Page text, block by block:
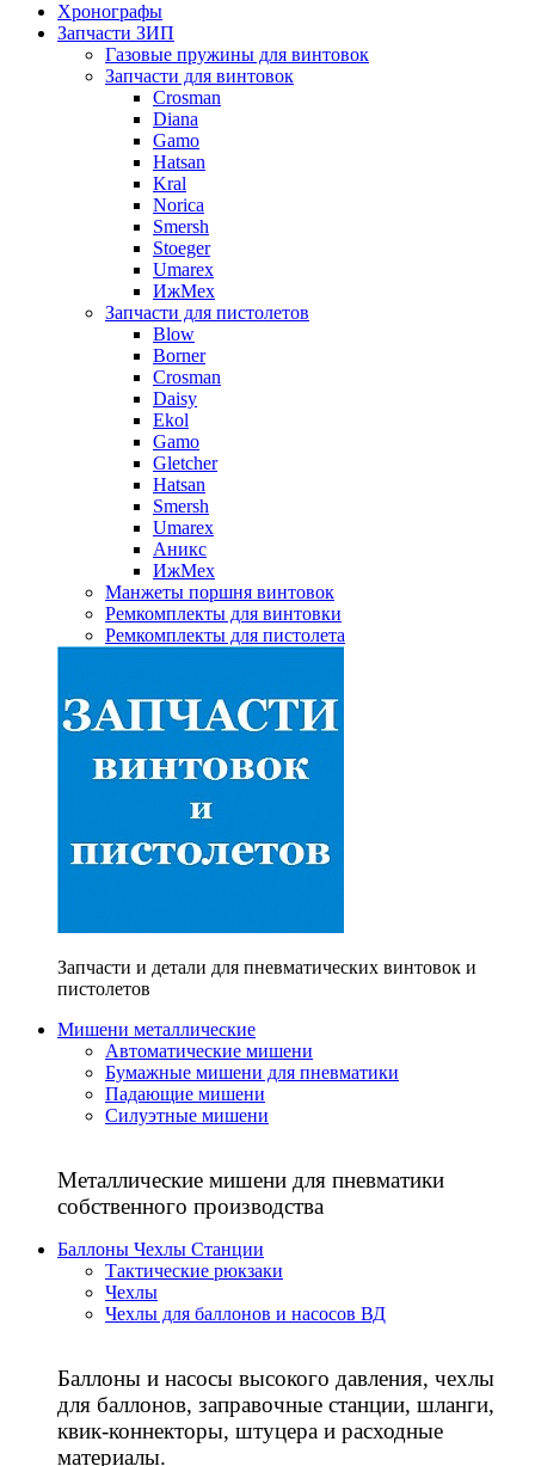
Хронографы
Запчасти ЗИП
Газовые пружины для винтовок
Запчасти для винтовок
Crosman
Diana
Gamo
Hatsan
Kral
Norica
Smersh
Stoeger
Umarex
ИжМех
Запчасти для пистолетов
Blow
Borner
Crosman
Daisy
Ekol
Gamo
Gletcher
Hatsan
Smersh
Umarex
Аникс
ИжМех
Манжеты поршня винтовок
Ремкомплекты для винтовки
Ремкомплекты для пистолета
Запчасти и детали для пневматических винтовок и
пистолетов
Мишени металлические
Автоматические мишени
Бумажные мишени для пневматики
Падающие мишени
Силуэтные мишени
Металлические мишени для пневматики
собственного производства
Баллоны Чехлы Станции
Тактические рюкзаки
Чехлы
Чехлы для баллонов и насосов ВД
Баллоны и насосы высокого давления, чехлы
для баллонов, заправочные станции, шланги,
квик-коннекторы, штуцера и расходные
материалы.